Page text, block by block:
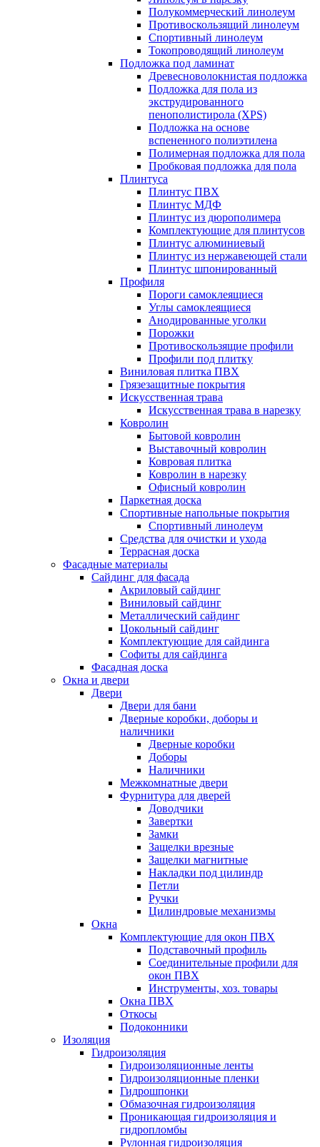
Полукоммерческий линолеум
Противоскользящий линолеум
Спортивный линолеум
Токопроводящий линолеум
Подложка под ламинат
Древесноволокнистая подложка
Подложка для пола из
экструдированного
пенополистирола (XPS)
Подложка на основе
вспененного полиэтилена
Полимерная подложка для пола
Пробковая подложка для пола
Плинтуса
Плинтус ПВХ
Плинтус МДФ
Плинтус из дюрополимера
Комплектующие для плинтусов
Плинтус алюминиевый
Плинтус из нержавеющей стали
Плинтус шпонированный
Профиля
Пороги самоклеящиеся
Углы самоклеящиеся
Анодированные уголки
Порожки
Противоскользящие профили
Профили под плитку
Виниловая плитка ПВХ
Грязезащитные покрытия
Искусственная трава
Искусственная трава в нарезку
Ковролин
Бытовой ковролин
Выставочный ковролин
Ковровая плитка
Ковролин в нарезку
Офисный ковролин
Паркетная доска
Спортивные напольные покрытия
Спортивный линолеум
Средства для очистки и ухода
Террасная доска
Фасадные материалы
Сайдинг для фасада
Акриловый сайдинг
Виниловый сайдинг
Металлический сайдинг
Цокольный сайдинг
Комплектующие для сайдинга
Софиты для сайдинга
Фасадная доска
Окна и двери
Двери
Двери для бани
Дверные коробки, доборы и
наличники
Дверные коробки
Доборы
Наличники
Межкомнатные двери
Фурнитура для дверей
Доводчики
Завертки
Замки
Защелки врезные
Защелки магнитные
Накладки под цилиндр
Петли
Ручки
Цилиндровые механизмы
Окна
Комплектующие для окон ПВХ
Подставочный профиль
Соединительные профили для
окон ПВХ
Инструменты, хоз. товары
Окна ПВХ
Откосы
Подоконники
Изоляция
Гидроизоляция
Гидроизоляционные ленты
Гидроизоляционные пленки
Гидрошпонки
Обмазочная гидроизоляция
Проникающая гидроизоляция и
гидропломбы
Рулонная гидроизоляция